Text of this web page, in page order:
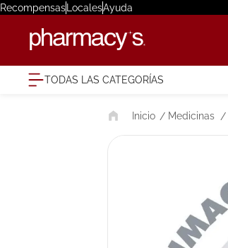
RecompensasLocalesAyuda
TODAS LAS CATEGORÍAS
Medicinas